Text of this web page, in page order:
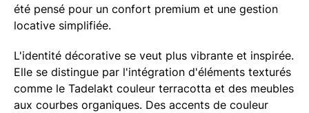
été pensé pour un confort premium et une gestion
locative simplifiée.
L'identité décorative se veut plus vibrante et inspirée.
Elle se distingue par l'intégration d'éléments texturés
comme le Tadelakt couleur terracotta et des meubles
aux courbes organiques. Des accents de couleur